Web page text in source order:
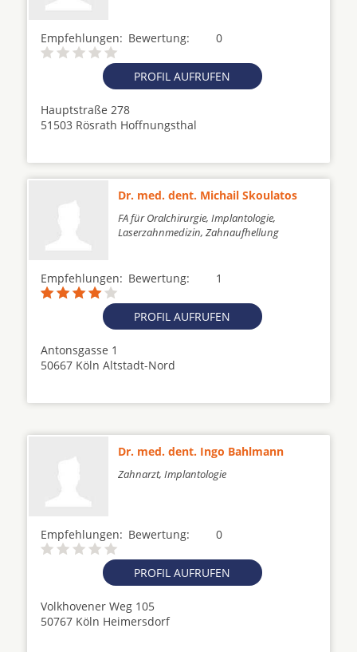
Empfehlungen: 0
Bewertung:
PROFIL AUFRUFEN
Hauptstraße 278
51503 Rösrath Hoffnungsthal
Dr. med. dent. Michail Skoulatos
FA für Oralchirurgie, Implantologie,
Laserzahnmedizin, Zahnaufhellung
Empfehlungen: 1
Bewertung:
PROFIL AUFRUFEN
Antonsgasse 1
50667 Köln Altstadt-Nord
Dr. med. dent. Ingo Bahlmann
Zahnarzt, Implantologie
Empfehlungen: 0
Bewertung:
PROFIL AUFRUFEN
Volkhovener Weg 105
50767 Köln Heimersdorf